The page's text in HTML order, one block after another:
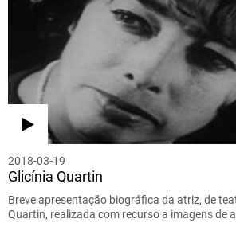
2018-03-19
Glicínia Quartin
Breve apresentação biográfica da atriz, de
Quartin, realizada com recurso a imagens de